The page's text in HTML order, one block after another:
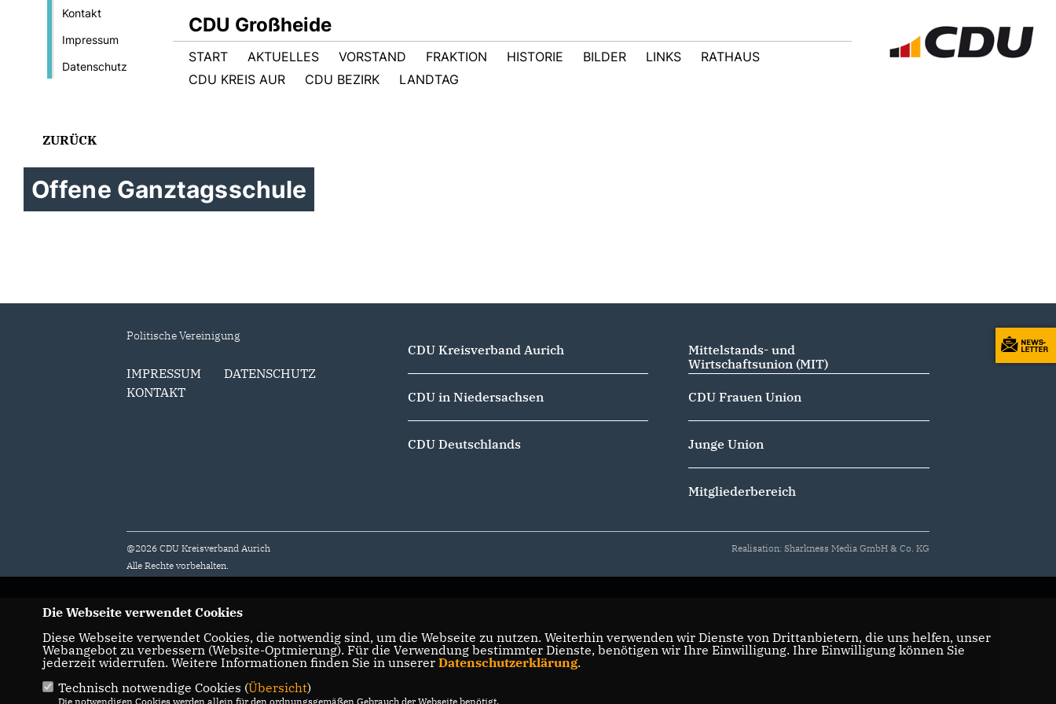
Kontakt
Impressum
Datenschutz
CDU Großheide
START AKTUELLES VORSTAND FRAKTION HISTORIE BILDER LINKS
RATHAUS
CDU KREIS AUR
CDU BEZIRK LANDTAG
ZURÜCK
Offene Ganztagsschule
Politische Vereinigung
IMPRESSUM
DATENSCHUTZ
KONTAKT
CDU Kreisverband Aurich
CDU in Niedersachsen
CDU Deutschlands
Mittelstands- und
Wirtschaftsunion (MIT)
CDU Frauen Union
Junge Union
Mitgliederbereich
@2026 CDU Kreisverband Aurich
Alle Rechte vorbehalten.
Realisation: Sharkness Media GmbH & Co. KG
Die Webseite verwendet Cookies
Diese Webseite verwendet Cookies, die notwendig sind, um die Webseite zu nutzen. Weiterhin verwenden wir Dienste von Drittanbietern, die uns helfen, unser
Webangebot zu verbessern (Website-Optmierung). Für die Verwendung bestimmter Dienste, benötigen wir Ihre Einwilligung. Ihre Einwilligung können Sie
jederzeit widerrufen. Weitere Informationen finden Sie in unserer Datenschutzerklärung.
Technisch notwendige Cookies (Übersicht)
Die notwendigen Cookies werden allein für den ordnungsgemäßen Gebrauch der Webseite benötigt.